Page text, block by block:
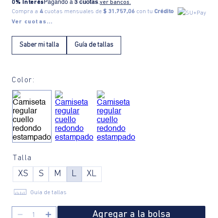
0% Interés Pagando a 3 cuotas.ver bancos.
Compra a 4cuotas mensuales de $ 31.757,06 con tu Crédito
Ver cuotas...
Saber mi talla Guía de tallas
Color:
Talla
XS S M L XL
Guía de tallas
＋
－ Agregar a la bolsa